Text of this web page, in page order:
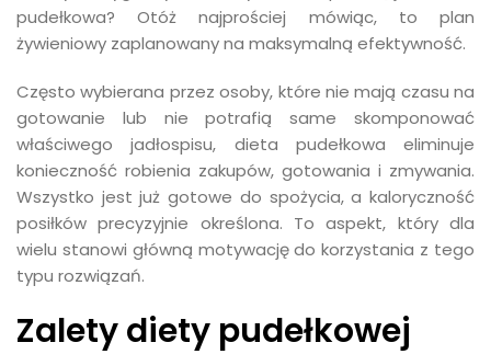
pudełkowa? Otóż najprościej mówiąc, to plan
żywieniowy zaplanowany na maksymalną efektywność.
Często wybierana przez osoby, które nie mają czasu na
gotowanie lub nie potrafią same skomponować
właściwego jadłospisu, dieta pudełkowa eliminuje
konieczność robienia zakupów, gotowania i zmywania.
Wszystko jest już gotowe do spożycia, a kaloryczność
posiłków precyzyjnie określona. To aspekt, który dla
wielu stanowi główną motywację do korzystania z tego
typu rozwiązań.
Zalety diety pudełkowej